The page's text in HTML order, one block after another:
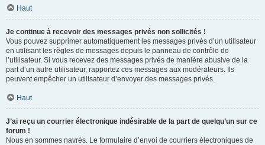
Haut
Je continue à recevoir des messages privés non sollicités !
Vous pouvez supprimer automatiquement les messages privés d’un utilisateur
en utilisant les règles de messages depuis le panneau de contrôle de
l’utilisateur. Si vous recevez des messages privés de manière abusive de la
part d’un autre utilisateur, rapportez ces messages aux modérateurs. Ils
peuvent empêcher un utilisateur d’envoyer des messages privés.
Haut
J’ai reçu un courrier électronique indésirable de la part de quelqu’un sur ce
forum !
Nous en sommes navrés. Le formulaire d’envoi de courriers électroniques de